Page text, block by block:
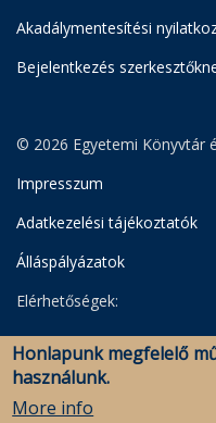
Akadálymentesítési
Bejelentkezés
© 2026 Egyetemi Könyvtár
Impresszum
Adatkezelési tájékoztatók
Álláspályázatok
Elérhetőségek:
Egyetemi Könyvtár
Levéltár
Savaria Könyvtár és
Honlapunk megfelelő
használunk.
More info